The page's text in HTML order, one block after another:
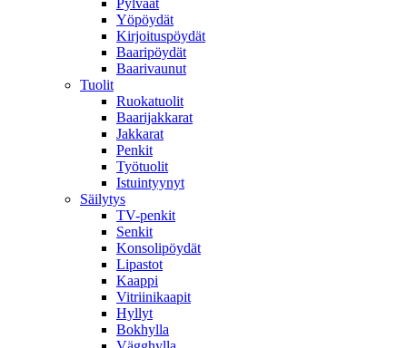
Pylväät
Yöpöydät
Kirjoituspöydät
Baaripöydät
Baarivaunut
Tuolit
Ruokatuolit
Baarijakkarat
Jakkarat
Penkit
Työtuolit
Istuintyynyt
Säilytys
TV-penkit
Senkit
Konsolipöydät
Lipastot
Kaappi
Vitriinikaapit
Hyllyt
Bokhylla